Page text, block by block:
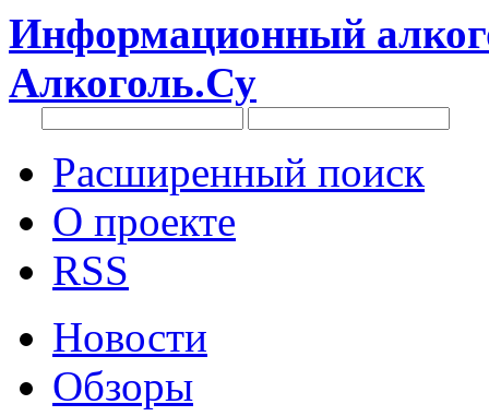
Информационный
Алкоголь.Су
Расширенный поиск
О проекте
RSS
Новости
Обзоры